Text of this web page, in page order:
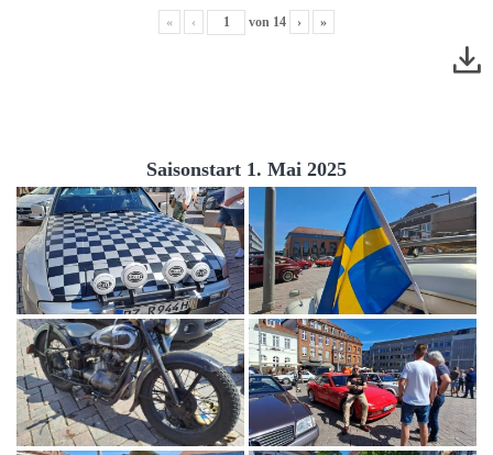
« ‹ von 14 › »
Saisonstart 1. Mai 2025